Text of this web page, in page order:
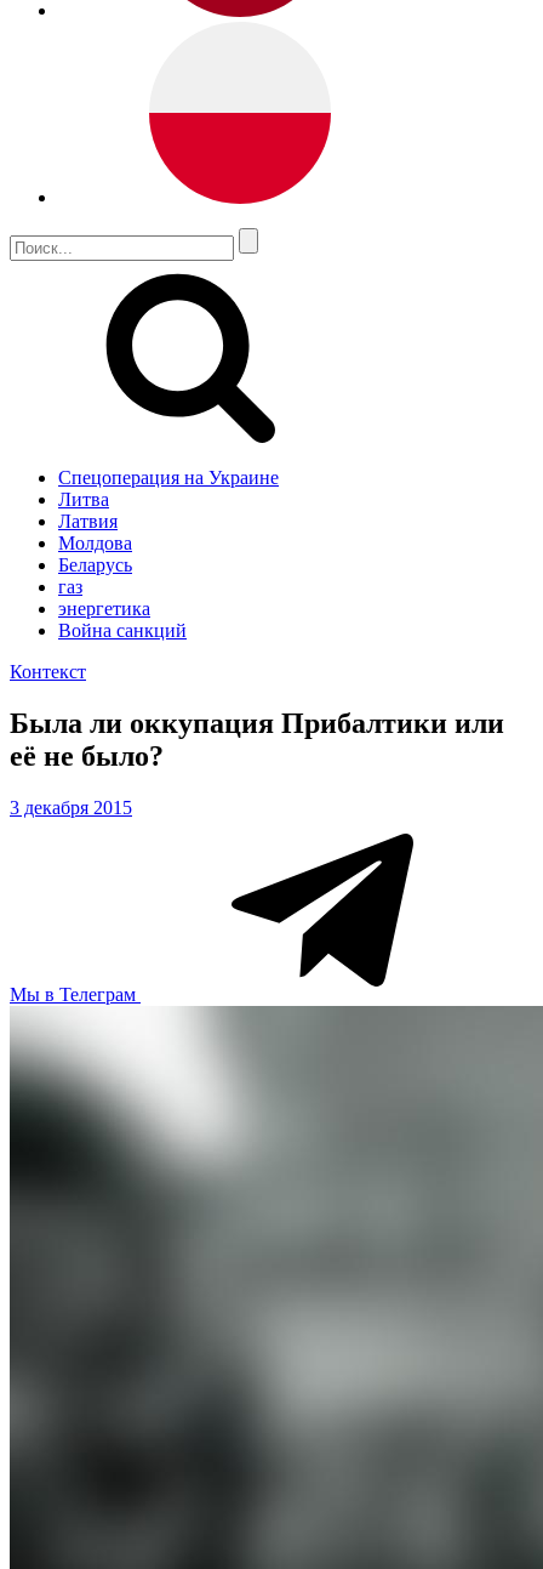
Спецоперация на Украине
Литва
Латвия
Молдова
Беларусь
газ
энергетика
Война санкций
Контекст
Была ли оккупация Прибалтики или
её не было?
3 декабря 2015
Мы в Телеграм